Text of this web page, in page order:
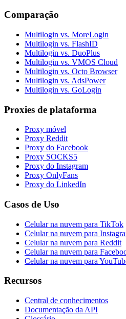
Comparação
Multilogin vs. MoreLogin
Multilogin vs. FlashID
Multilogin vs. DuoPlus
Multilogin vs. VMOS Cloud
Multilogin vs. Octo Browser
Multilogin vs. AdsPower
Multilogin vs. GoLogin
Proxies de plataforma
Proxy móvel
Proxy Reddit
Proxy do Facebook
Proxy SOCKS5
Proxy do Instagram
Proxy OnlyFans
Proxy do LinkedIn
Casos de Uso
Celular na nuvem para TikTok
Celular na nuvem para
Celular na nuvem para Reddit
Celular na nuvem para
Celular na nuvem para
Recursos
Central de conhecimentos
Documentação da API